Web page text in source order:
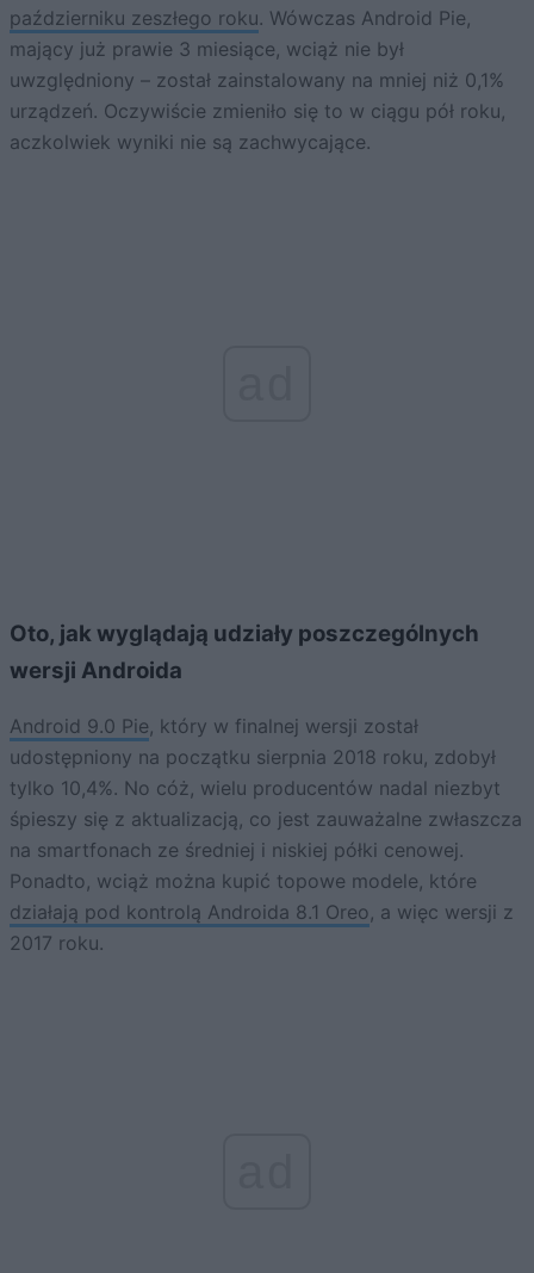
październiku zeszłego roku. Wówczas Android Pie,
mający już prawie 3 miesiące, wciąż nie był
uwzględniony – został zainstalowany na mniej niż 0,1%
urządzeń. Oczywiście zmieniło się to w ciągu pół roku,
aczkolwiek wyniki nie są zachwycające.
Oto, jak wyglądają udziały poszczególnych
wersji Androida
Android 9.0 Pie, który w finalnej wersji został
udostępniony na początku sierpnia 2018 roku, zdobył
tylko 10,4%. No cóż, wielu producentów nadal niezbyt
śpieszy się z aktualizacją, co jest zauważalne zwłaszcza
na smartfonach ze średniej i niskiej półki cenowej.
Ponadto, wciąż można kupić topowe modele, które
działają pod kontrolą Androida 8.1 Oreo, a więc wersji z
2017 roku.